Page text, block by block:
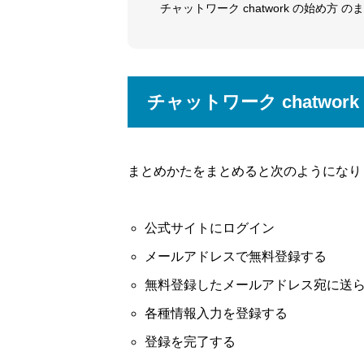
チャットワーク chatwork の始め方 の
チャットワーク
まとめかたをまとめると次のようにな
公式サイトにログイン
メールアドレスで無料登録する
無料登録したメールアドレス宛に送
各種情報入力を登録する
登録を完了する